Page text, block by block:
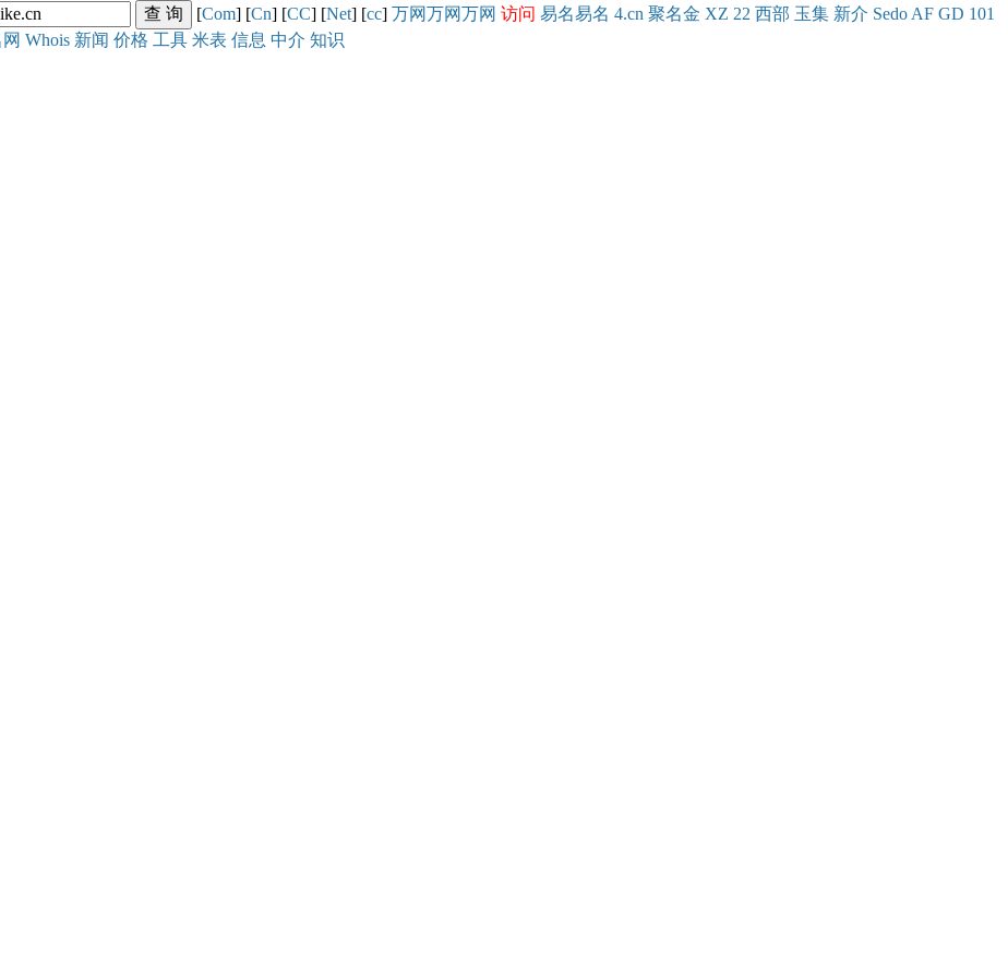
[Com] [Cn] [CC] [Net] [cc] 万网万网万网 访问 易名易名 4.cn 聚名金 XZ 22 西部 玉集 新介 Sedo AF GD 101
Whois 新闻 价格 工具 米表 信息 中介 知识